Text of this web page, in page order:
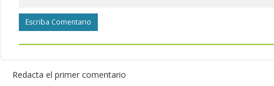
Escriba Comentario
Redacta el primer comentario